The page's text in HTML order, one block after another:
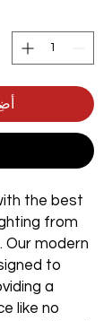
the best
from
Our modern
to
a
like no